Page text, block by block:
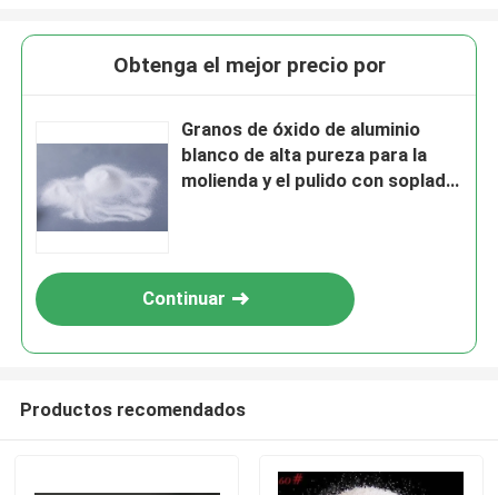
Obtenga el mejor precio por
Granos de óxido de aluminio
blanco de alta pureza para la
molienda y el pulido con soplado
Continuar
Productos recomendados